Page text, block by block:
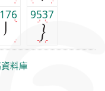
9537
料庫